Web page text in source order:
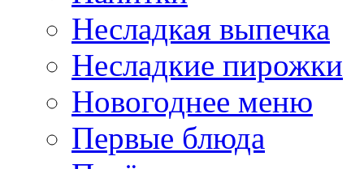
Несладкая выпечка
Несладкие пирожки
Новогоднее меню
Первые блюда